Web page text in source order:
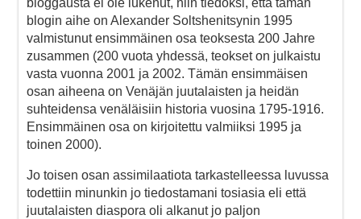
bloggausta ei ole lukenut, niin tiedoksi, että tämän
blogin aihe on Alexander Soltshenitsynin 1995
valmistunut ensimmäinen osa teoksesta 200 Jahre
zusammen (200 vuota yhdessä, teokset on julkaistu
vasta vuonna 2001 ja 2002. Tämän ensimmäisen
osan aiheena on Venäjän juutalaisten ja heidän
suhteidensa venäläisiin historia vuosina 1795-1916.
Ensimmäinen osa on kirjoitettu valmiiksi 1995 ja
toinen 2000).
Jo toisen osan assimilaatiota tarkastelleessa luvussa
todettiin minunkin jo tiedostamani tosiasia eli että
juutalaisten diaspora oli alkanut jo paljon